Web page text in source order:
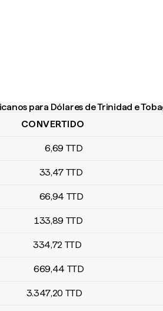
para Dólares de Trinidad e
para Dólares de Trinidad e Tobago
CONVERTIDO
6,69 TTD
33,47 TTD
66,94 TTD
133,89 TTD
334,72 TTD
669,44 TTD
3.347,20 TTD